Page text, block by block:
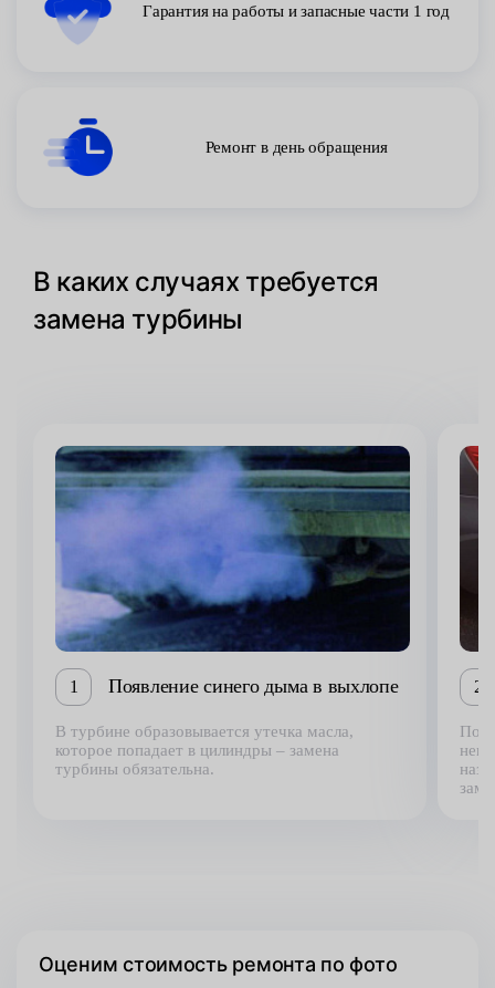
Гарантия на работы и запасные части 1 год
Ремонт в день обращения
В каких случаях требуется
замена турбины
1 Появление синего дыма в выхлопе
В турбине образовывается утечка масла,
которое попадает в цилиндры – замена
турбины обязательна.
2
Оценим стоимость ремонта по фото